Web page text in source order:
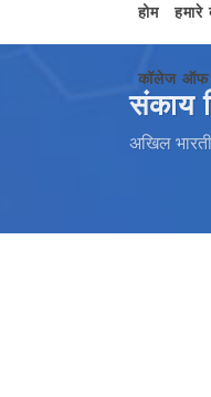
होम हमारे
कॉलेज ऑफ
संकाय
अखिल